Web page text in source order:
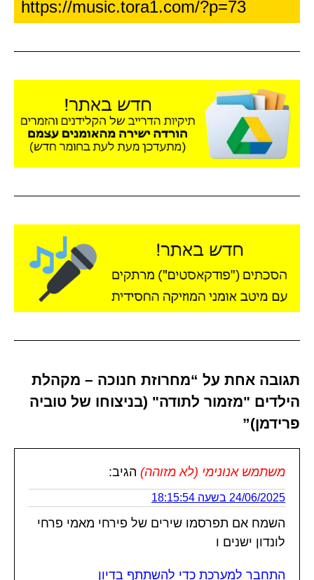
תגובה אחת על “מחרוזת חנוכה – מקהלת
הילדים "מזמור לתודה" (בניצוחו של טוביה
פרידמן)”
משתמש אנונימי (לא מזוהה) הגיב:
24/06/2025 בשעה 18:15:54
השמח אם תפרסמו שירים של פירחי מאמי פרחי
לונדון ישנים ו
התחבר למערכת כדי להשתתף בדיון